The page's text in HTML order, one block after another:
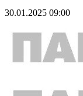
30.01.2025 09:00